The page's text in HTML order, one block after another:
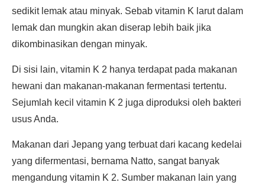
sedikit lemak atau minyak. Sebab vitamin K larut dalam
lemak dan mungkin akan diserap lebih baik jika
dikombinasikan dengan minyak.
Di sisi lain, vitamin K 2 hanya terdapat pada makanan
hewani dan makanan-makanan fermentasi tertentu.
Sejumlah kecil vitamin K 2 juga diproduksi oleh bakteri
usus Anda.
Makanan dari Jepang yang terbuat dari kacang kedelai
yang difermentasi, bernama Natto, sangat banyak
mengandung vitamin K 2. Sumber makanan lain yang